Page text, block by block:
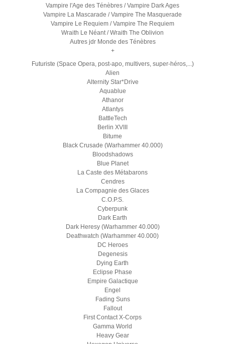
Vampire l'Age des Ténèbres / Vampire Dark Ages
Vampire La Mascarade / Vampire The Masquerade
Vampire Le Requiem / Vampire The Requiem
Wraith Le Néant / Wraith The Oblivion
Autres jdr Monde des Ténèbres
+
Futuriste (Space Opera, post-apo, multivers, super-héros,...)
Alien
Alternity Star*Drive
Aquablue
Athanor
Atlantys
BattleTech
Berlin XVIII
Bitume
Black Crusade (Warhammer 40.000)
Bloodshadows
Blue Planet
La Caste des Métabarons
Cendres
La Compagnie des Glaces
C.O.P.S.
Cyberpunk
Dark Earth
Dark Heresy (Warhammer 40.000)
Deathwatch (Warhammer 40.000)
DC Heroes
Degenesis
Dying Earth
Eclipse Phase
Empire Galactique
Engel
Fading Suns
Fallout
First Contact X-Corps
Gamma World
Heavy Gear